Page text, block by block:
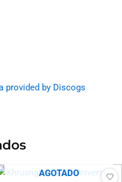
provided by Discogs
AGOTADO